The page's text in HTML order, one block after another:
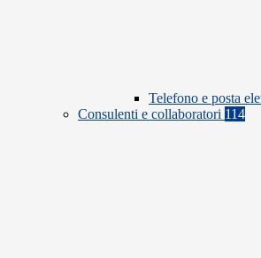
Telefono e posta
Consulenti e collaboratori 114